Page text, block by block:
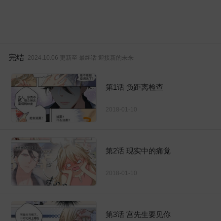
完结 2024.10.06 更新至 最终话 迎接新的未来
第1话 负距离检查
第2话 现实中的痛觉
第3话 宫先生要见你